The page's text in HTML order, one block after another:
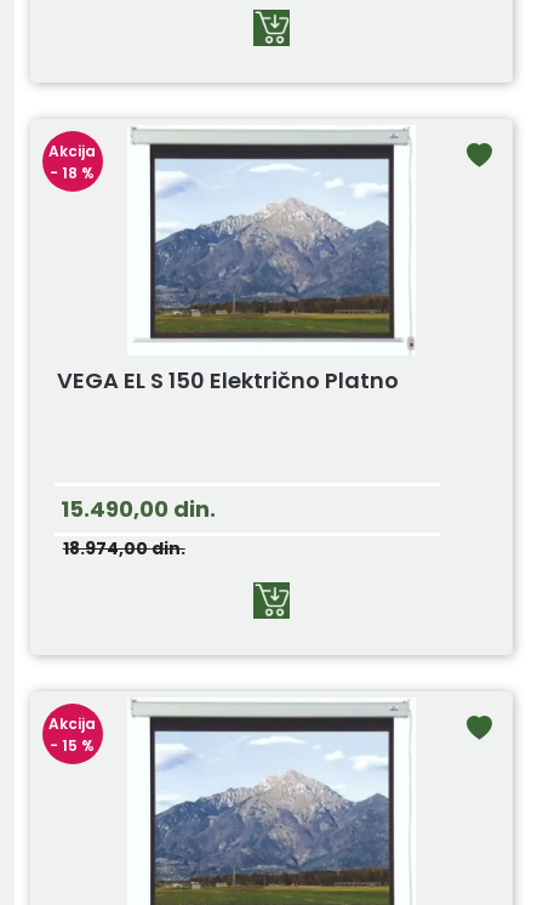
Akcija
- 18 %
VEGA EL S 150 Električno Platno
15.490,00 din.
18.974,00din.
Akcija
- 15 %